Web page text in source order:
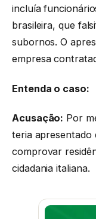
incluía
brasileira, que
subornos. O
empresa
Entenda o caso:
Acusação: Por
teria apresentado
comprovar
cidadania italiana.